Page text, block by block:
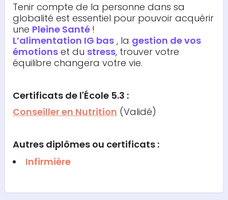
Tenir compte de la personne dans sa
globalité est essentiel pour pouvoir acquérir
une Pleine Santé !
L’alimentation IG bas , la gestion de vos
émotions et du stress, trouver votre
équilibre changera votre vie.
Certificats de l'École 5.3 :
Conseiller en Nutrition (Validé)
Autres diplômes ou certificats :
Infirmière